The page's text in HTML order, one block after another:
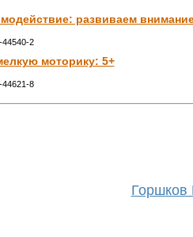
развиваем
44540-2
моторику: 5+
44621-8
Горшков